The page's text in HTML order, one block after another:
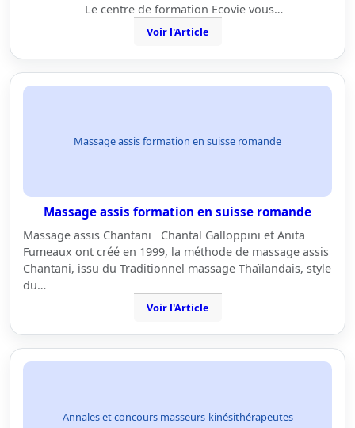
Le centre de formation Ecovie vous…
Voir l'Article
Massage assis formation en suisse romande
Massage assis formation en suisse romande
Massage assis Chantani Chantal Galloppini et Anita
Fumeaux ont créé en 1999, la méthode de massage assis
Chantani, issu du Traditionnel massage Thaïlandais, style
du…
Voir l'Article
Annales et concours masseurs-kinésithérapeutes